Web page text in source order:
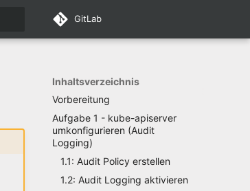
GitLab
Inhaltsverzeichnis
Vorbereitung
Aufgabe 1 - kube-apiserver
umkonfigurieren (Audit
Logging)
1.1: Audit Policy erstellen
1.2: Audit Logging aktivieren